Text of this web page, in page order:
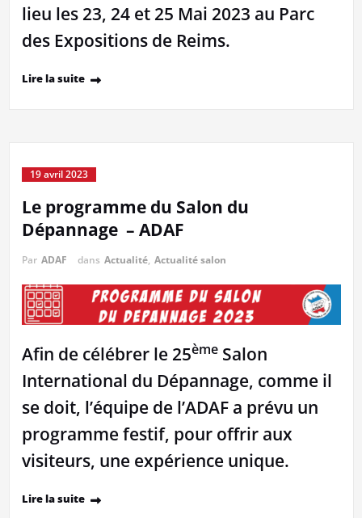
lieu les 23, 24 et 25 Mai 2023 au Parc
des Expositions de Reims.
Lire la suite
19 avril 2023
Le programme du Salon du
Dépannage – ADAF
Par ADAF dans Actualité, Actualité salon
Afin de célébrer le 25èmeSalon
International du Dépannage, comme il
se doit, l’équipe de l’ADAF a prévu un
programme festif, pour offrir aux
visiteurs, une expérience unique.
Lire la suite